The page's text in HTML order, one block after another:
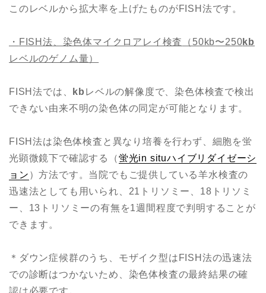
このレベルから拡大率を上げたものがFISH法です。
・ FISH法、染色体マイクロアレイ検査 （ 50kb〜250kb
レベルのゲノム量）
FISH法では、 kb レベルの解像度で、染色体検査で検出
できない由来不明の染色体の同定が可能となります。
FISH法は染色体検査と異なり培養を行わず、細胞を蛍
光顕微鏡下で確認する（蛍光in situハイブリダイゼーシ
ョン ）方法です。当院でもご提供している羊水検査の
迅速法としても用いられ、21トリソミー、18トリソミ
ー、13トリソミーの有無を1週間程度で判明することが
できます。
＊ダウン症候群のうち、モザイク型はFISH法の迅速法
での診断はつかないため、染色体検査の最終結果の確